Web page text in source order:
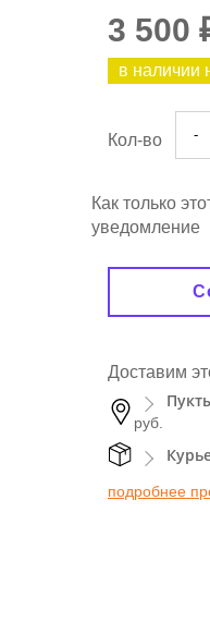
3 500
в наличии
Кол-во -
Как только
уведомление
Доставим
руб.
подробнее